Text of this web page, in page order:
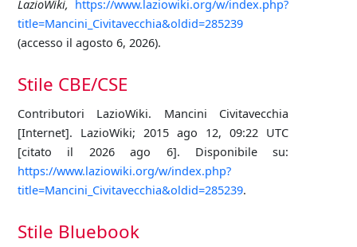
LazioWiki, https://www.laziowiki.org/w/index.php?
title=Mancini_Civitavecchia&oldid=285239
(accesso il agosto 6, 2026).
Stile CBE/CSE
Contributori LazioWiki. Mancini Civitavecchia
[Internet]. LazioWiki; 2015 ago 12, 09:22 UTC
[citato il 2026 ago 6]. Disponibile su:
https://www.laziowiki.org/w/index.php?
title=Mancini_Civitavecchia&oldid=285239.
Stile Bluebook